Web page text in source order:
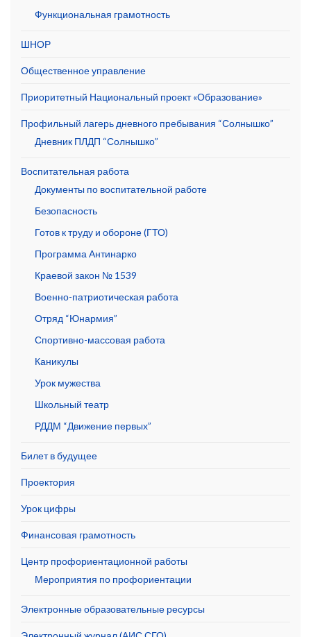
Функциональная грамотность
ШНОР
Общественное управление
Приоритетный Национальный проект «Образование»
Профильный лагерь дневного пребывания “Солнышко”
Дневник ПЛДП “Солнышко”
Воспитательная работа
Документы по воспитательной работе
Безопасность
Готов к труду и обороне (ГТО)
Программа Антинарко
Краевой закон № 1539
Военно-патриотическая работа
Отряд “Юнармия”
Спортивно-массовая работа
Каникулы
Урок мужества
Школьный театр
РДДМ “Движение первых”
Билет в будущее
Проектория
Урок цифры
Финансовая грамотность
Центр профориентационной работы
Мероприятия по профориентации
Электронные образовательные ресурсы